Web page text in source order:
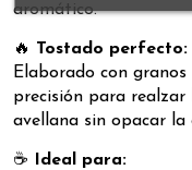
aromático.
🔥 Tostado perfecto:
Elaborado con
precisión para
avellana sin opacar la
☕
Ideal para: